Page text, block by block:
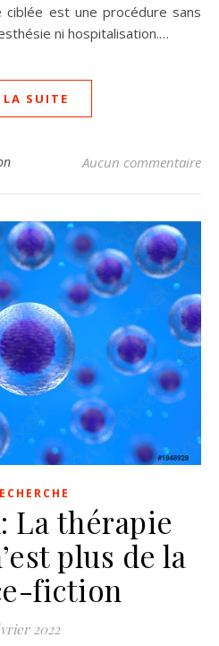
ciblée est une procédure sans
ni hospitalisation.…
LA SUITE
Aucun commentaire
La thérapie
plus de la
fiction
2022